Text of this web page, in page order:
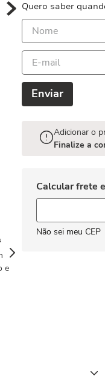
e
Quero saber
Enviar
Adicionar o
Finalize a
Não sei meu CEP